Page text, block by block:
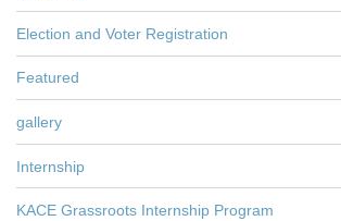
Election and Voter Registration
Featured
gallery
Internship
KACE Grassroots Internship Program